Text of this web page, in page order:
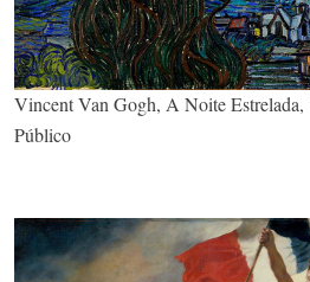
Vincent Van Gogh, A Noite
Público